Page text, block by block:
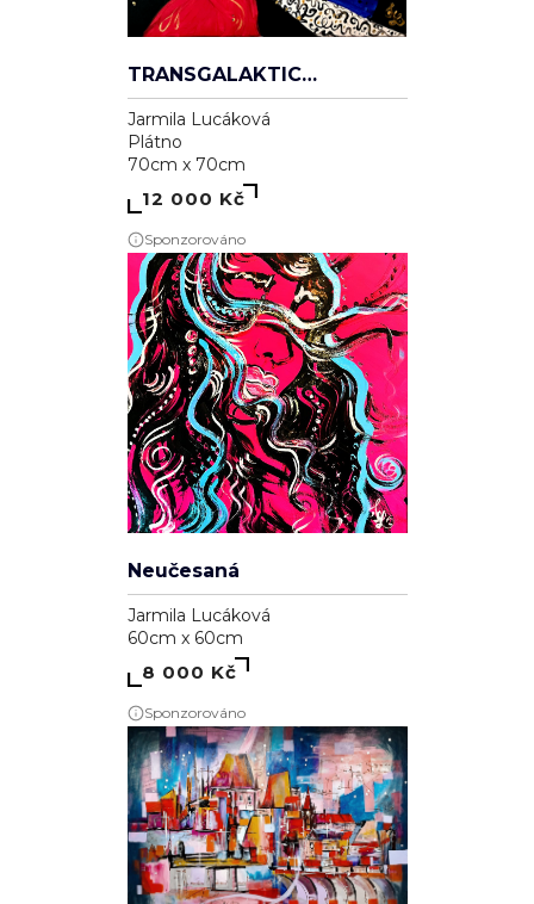
TRANSGALAKTICKÁ
Jarmila Lucáková
Plátno
70cm x 70cm
12 000 Kč
Sponzorováno
Neučesaná
Jarmila Lucáková
60cm x 60cm
8 000 Kč
Sponzorováno